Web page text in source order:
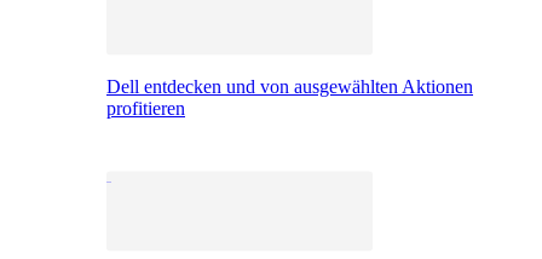
Dell entdecken und von ausgewählten Aktionen
profitieren